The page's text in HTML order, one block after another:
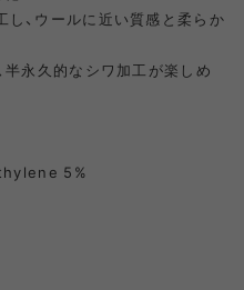
、ウールに近い質感と柔らか
半永久的なシワ加工が楽しめ
5%